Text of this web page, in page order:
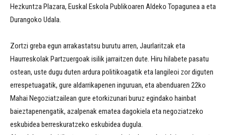
Hezkuntza Plazara, Euskal Eskola Publikoaren Aldeko Topagunea a eta
Durangoko Udala.
Zortzi greba egun arrakastatsu burutu arren, Jaurlaritzak eta
Haurreskolak Partzuergoak isilik jarraitzen dute. Hiru hilabete pasatu
ostean, uste dugu duten ardura politikoagatik eta langileoi zor diguten
errespetuagatik, gure aldarrikapenen inguruan, eta abenduaren 22ko
Mahai Negoziatzailean gure etorkizunari buruz egindako hainbat
baieztapenengatik, azalpenak ematea dagokiela eta negoziatzeko
eskubidea berreskuratzeko eskubidea dugula.